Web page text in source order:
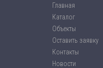
Главная
Каталог
Объекты
Оставить заявку
Контакты
Новости